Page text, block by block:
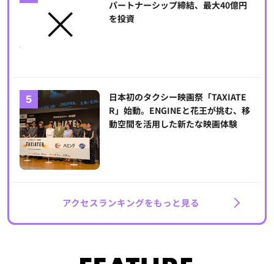
パートナーシップ締結、最大40億円
を投資
日本初のタクシー映画祭「TAXIATE
R」始動。ENGINEと花王が挑む、移
動空間を活用した新たな映画体験
アクセスランキングをもっと見る